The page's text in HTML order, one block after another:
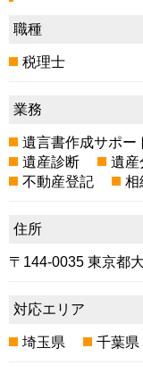
職種
税理士
業務
遺言書作成サポー
遺産診断
遺産
不動産登記
相
住所
〒144-0035 東京都
対応エリア
埼玉県 千葉県